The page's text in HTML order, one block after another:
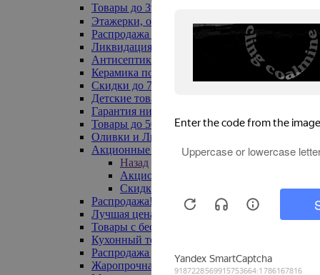
Товары до 399₽
Этажерки, обувницы
Распродажа текстиля до -50%
Ликвидация до -70%
Антисептики
Керамика по 129 руб
Скидки до 70%
Детские товары
Гарантия низкой цены
Товары до 500 руб
Оливки и Лимоны
Акционные товары
Назад
Акционные товары
Скидка 20% по промокоду
Распродажа! Ульяновск до -70%
Лучшая цена
Товары с бесплатной доставкой
Кухонный текстиль
Распродажа до -50%
Жаропрочная посуда